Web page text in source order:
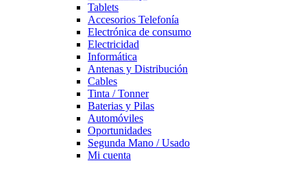
Tablets
Accesorios Telefonía
Electrónica de consumo
Electricidad
Informática
Antenas y Distribución
Cables
Tinta / Tonner
Baterias y Pilas
Automóviles
Oportunidades
Segunda Mano / Usado
Mi cuenta